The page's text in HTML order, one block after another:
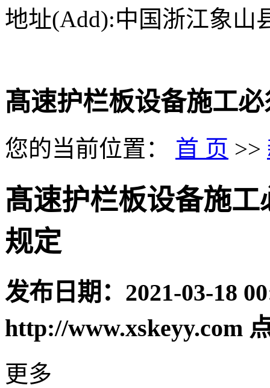
地址(Add):中国浙江象山
髙速护栏板设备施工
您的当前位置： 首 页 >>
髙速护栏板设备施
规定
发布日期： 2021-03-18
http://www.xskeyy.com
更多